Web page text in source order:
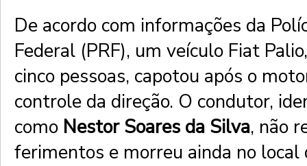
De acordo com informações da
Federal (PRF), um veículo Fiat
cinco pessoas, capotou após o
controle da direção. O condutor,
como Nestor Soares da Silva, não
ferimentos e morreu ainda no local